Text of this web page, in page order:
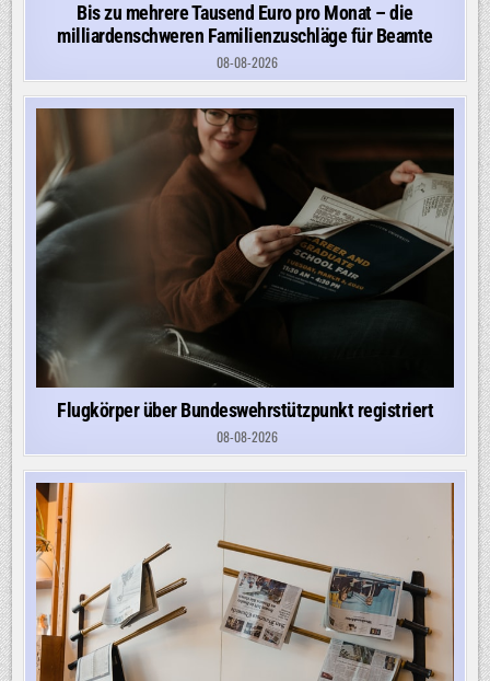
Bis zu mehrere Tausend Euro pro Monat – die
milliardenschweren Familienzuschläge für Beamte
08-08-2026
Flugkörper über Bundeswehrstützpunkt registriert
08-08-2026